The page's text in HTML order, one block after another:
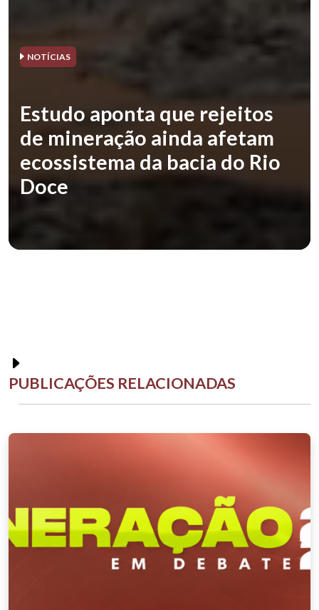
NOTÍCIAS
Estudo aponta que rejeitos
de mineração ainda afetam
ecossistema da bacia do Rio
Doce
PUBLICAÇÕES RELACIONADAS